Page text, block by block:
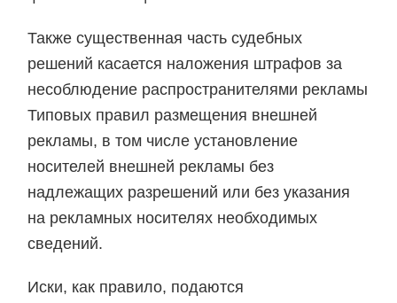
Также существенная часть судебных
решений касается наложения штрафов за
несоблюдение распространителями рекламы
Типовых правил размещения внешней
рекламы, в том числе установление
носителей внешней рекламы без
надлежащих разрешений или без указания
на рекламных носителях необходимых
сведений.
Иски, как правило, подаются